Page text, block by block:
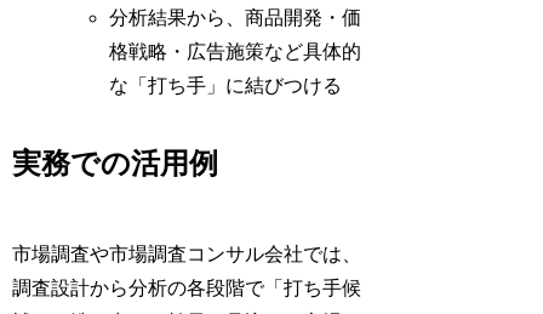
分析結果から、商品開発・価
格戦略・広告施策など具体的
な「打ち手」に結びつける
実務での活用例
市場調査や市場調査コンサル会社では、
調査設計から分析の各段階で「打ち手候